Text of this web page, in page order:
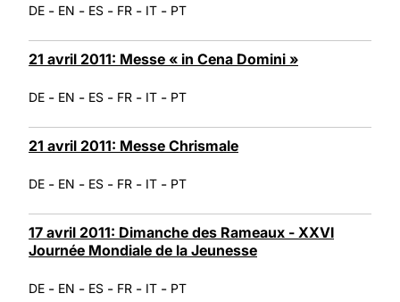
DE - EN - ES - FR - IT - PT
21 avril 2011: Messe « in Cena Domini »
DE - EN - ES - FR - IT - PT
21 avril 2011: Messe Chrismale
DE - EN - ES - FR - IT - PT
17 avril 2011: Dimanche des Rameaux - XXVI
Journée Mondiale de la Jeunesse
DE - EN - ES - FR - IT - PT